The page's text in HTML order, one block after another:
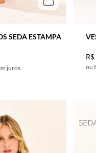
SEDA ESTAMPA
juros
R$